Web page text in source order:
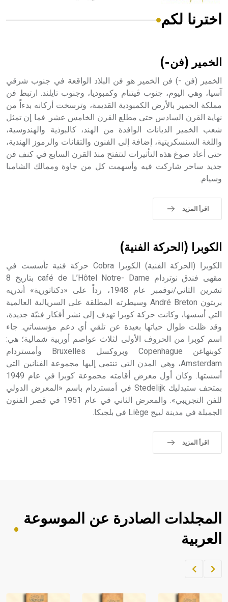
هل تعلم أن الأبسيد كلمة فرنسية اللفظ تم اعتمادها مصطلحاً
- هل تعلم أن أبجر Abgar اسم معروف جيداً يعود إلى عدد من
الملوك الذين حكموا مدينة إديسا (الرها) من أبجر الأول وحتى
التاسع، وهم ينتسبون إلى أسرة أوسروين
حيث تقتصر القيمة الصوتية للعلامة الك
اخترنا لكم
الخمير (فن-)
الخمير (فن -) فن الخمير هو فن البلاد الواقعة في جنوب شرقي
آسيا، وهي اليوم، جنوب ڤيتنام وكمبوديا، وجنوب تايلند. ارتبط فن
مملكة الخمير بالأرض الكمبودية القديمة، وترسخت أركانه بدءاً من
نهاية القرن السادس حتى مطلع القرن الخامس عشر. فما إن تمثل
شعب الخمير الديانات الوافدة من الهند، كالبوذية والهندوسية،
واللغة السنسكريتية، إضافة إلى الفنون والتقانات والرموز الهندية،
حتى أعاد صوغ هذه التأثيرات لتتفتح منذ القرن السابع في كنف فن
جديد ساحر شاركت فيه وأسهمت كل من جاوة وممالك الشامبا
وسيام.
اقرأ المزيد
الكوبرا (الحركة الفنية)
الكوبرا (الحركة الفنية) الكوبرا Cobra حركة فنية تأسست في
مقهى فندق نوتردام café de L’Hôtel Notre- Dame بتاريخ 8
تشرين الثاني/نوفمبر عام 1948، رداً على «دكتاتورية» أندريه
بريتون André Breton وسيطرته المطلقة على السريالية العالمية
التي أسسها، وكانت حركة كوبرا تهدف إلى نشر أفكار فنيّة جديدة،
وقد ظلت طوال حياتها بعيدة عن تلقي أي دعم مؤسساتي. جاء
اسم كوبرا من الحروف الأولى لثلاث عواصم أوربية شمالية؛ هي:
كوبنهاغن Copenhague وبروكسل Bruxelles وأمستردام
Amsterdam، وهي المدن التي تنتمي إليها مجموعة الفنانين التي
أسستها. وكان أول معرض أقامته مجموعة كوبرا في عام 1949
بمتحف ستيدليك Stedelijk في أمستردام باسم «المعرض الدولي
للفن التجريبي». والمعرض الثاني في عام 1951 في قصر الفنون
الجميلة في مدينة لييج Liège في بلجيكا.
اقرأ المزيد
المجلدات الصادرة عن الموسوعة
العربية